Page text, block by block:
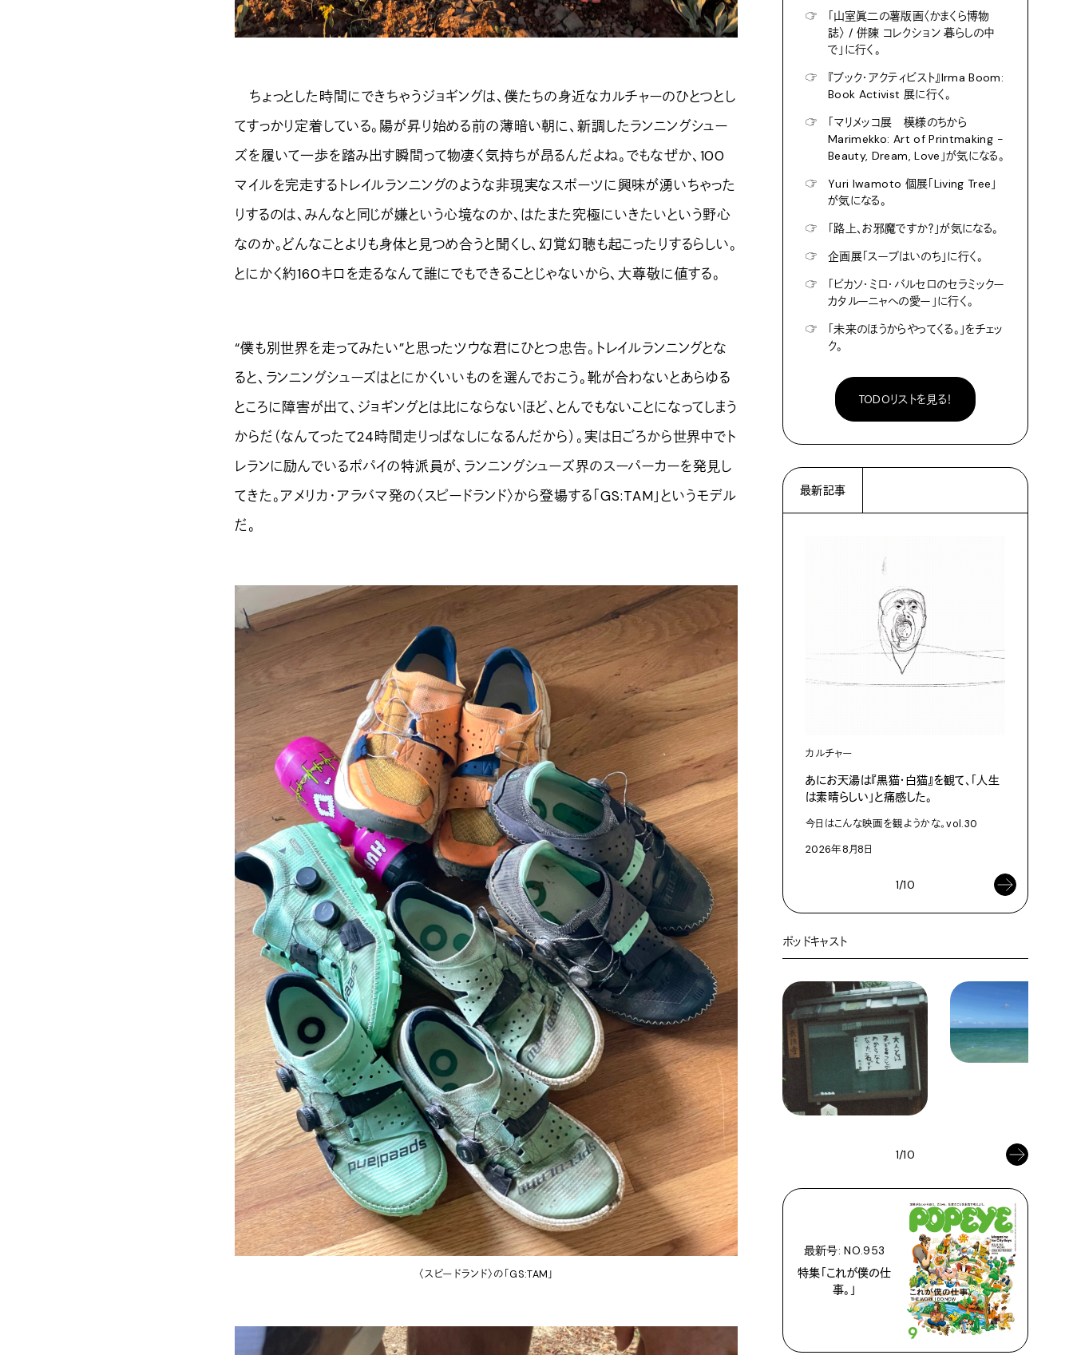
ちょっとした時間にできちゃうジョギングは、僕たちの身近なカルチャーのひとつとし
てすっかり定着している。陽が昇り始める前の薄暗い朝に、新調したランニングシュー
ズを履いて一歩を踏み出す瞬間って物凄く気持ちが昂るんだよね。でもなぜか、100
マイルを完走するトレイルランニングのような非現実なスポーツに興味が湧いちゃった
りするのは、みんなと同じが嫌という心境なのか、はたまた究極にいきたいという野心
なのか。どんなことよりも身体と見つめ合うと聞くし、幻覚幻聴も起こったりするらしい。
とにかく約160キロを走るなんて誰にでもできることじゃないから、大尊敬に値する。
“僕も別世界を走ってみたい”と思ったツウな君にひとつ忠告。トレイルランニングとな
ると、ランニングシューズはとにかくいいものを選んでおこう。靴が合わないとあらゆる
ところに障害が出て、ジョギングとは比にならないほど、とんでもないことになってしまう
からだ（なんてったて24時間走りっぱなしになるんだから）。実は日ごろから世界中でト
レランに励んでいるポパイの特派員が、ランニングシューズ界のスーパーカーを発見し
てきた。アメリカ・アラバマ発の〈スピードランド〉から登場する「GS:TAM」というモデル
だ。
〈スピードランド〉の「GS:TAM」
☞
「山室眞二の薯版画〈かまくら博物
誌〉 / 併陳 コレクション 暮らしの中
で」に行く。
☞
『ブック・アクティビスト』Irma Boom:
Book Activist 展に行く。
☞
「マリメッコ展 模様のちから
Marimekko: Art of Printmaking -
Beauty, Dream, Love」が気になる。
☞
Yuri Iwamoto 個展「Living Tree」
が気になる。
☞
「路上、お邪魔ですか？」が気になる。
☞
企画展「スープはいのち」に行く。
☞
「ピカソ・ミロ・バルセロのセラミックー
カタルーニャへの愛ー」に行く。
☞
「未来のほうからやってくる。」をチェッ
ク。
TODOリストを見る！
最新記事
カルチャー
あにお天湯は『黒猫・白猫』を観て、「人生
は素晴らしい」と痛感した。
今日はこんな映画を観ようかな。vol.30
2026年8月8日
1/10
ポッドキャスト
1/10
最新号: NO.953
特集「これが僕の仕
事。」